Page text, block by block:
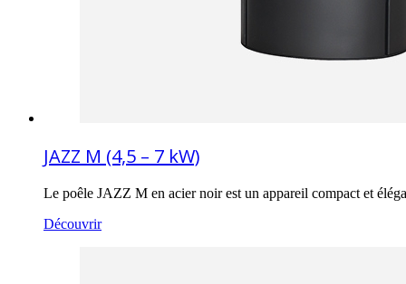
JAZZ M (4,5 – 7 kW)
Le poêle JAZZ M en acier noir est un appareil compact et
Découvrir